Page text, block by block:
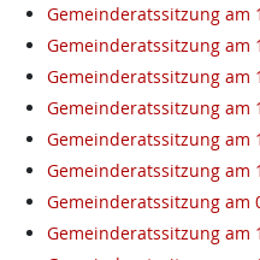
Gemeinderatssitzung am
Gemeinderatssitzung am
Gemeinderatssitzung am
Gemeinderatssitzung am
Gemeinderatssitzung am
Gemeinderatssitzung am
Gemeinderatssitzung am
Gemeinderatssitzung am